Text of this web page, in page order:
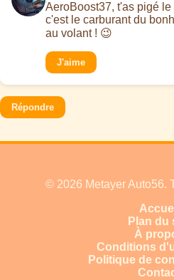
AeroBoost37, t'as pigé
c'est le carburant du
au volant ! 😉
J'aime
Répondre
© 2026 Metayer Auto56.
Plan du
À
Conditions
Politique de